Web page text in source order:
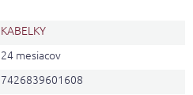
KABELKY
24 mesiacov
7426839601608